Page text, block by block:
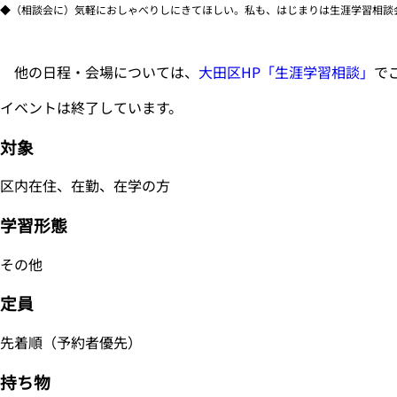
◆（相談会に）気軽におしゃべりしにきてほしい。私も、はじまりは生涯学習相談
他の日程・会場については、 大田区HP「生涯学習相談」 で
イベントは終了しています。
対象
区内在住、在勤、在学の方
学習形態
その他
定員
先着順（予約者優先）
持ち物